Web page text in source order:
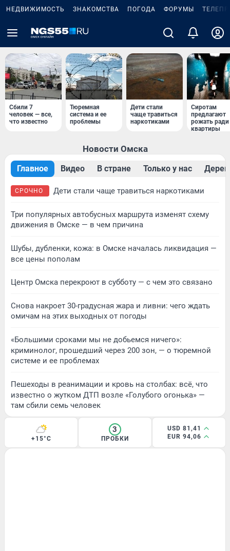
НЕДВИЖИМОСТЬ ЗНАКОМСТВА ПОГОДА ФОРУМЫ
Сбили 7
человек — все,
что известно
Тюремная
система и ее
проблемы
Дети стали
чаще травиться
наркотиками
Сиротам
предлагают
рожать ради
квартиры
Новости Омска
Главное Видео В стране Только у нас
СРОЧНО Дети стали чаще травиться наркотиками
Три популярных автобусных маршрута изменят схему
движения в Омске — в чем причина
Шубы, дубленки, кожа: в Омске началась ликвидация —
все цены пополам
Центр Омска перекроют в субботу — с чем это связано
Снова накроет 30-градусная жара и ливни: чего ждать
омичам на этих выходных от погоды
«Большими сроками мы не добьемся ничего»:
криминолог, прошедший через 200 зон, — о тюремной
системе и ее проблемах
Пешеходы в реанимации и кровь на столбах: всё, что
известно о жутком ДТП возле «Голубого огонька» —
там сбили семь человек
+15°C
3
ПРОБКИ
USD 81,41
EUR 94,06